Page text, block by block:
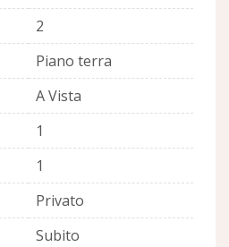
2
Piano terra
A Vista
1
1
Privato
Subito